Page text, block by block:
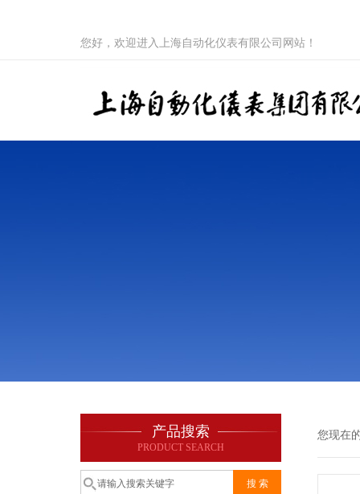
您好，欢迎进入上海自动化仪表有限公司网站！
产品搜索
PRODUCT SEARCH
您现在